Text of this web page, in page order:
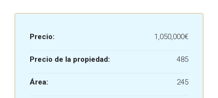
Precio: 1,050,000€
Precio de la propiedad: 485
Área: 245